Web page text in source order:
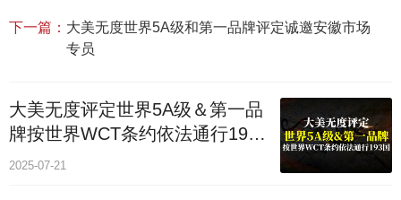
下一篇： 大美无度世界5A级和第一品牌评定诚邀安徽市场
专员
大美无度评定世界5A级＆第一品
牌按世界WCT条约依法通行193
个国家
2025-07-21